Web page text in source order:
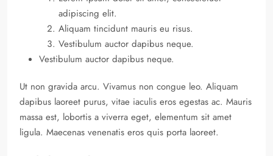
adipiscing elit.
Aliquam tincidunt mauris eu risus.
Vestibulum auctor dapibus neque.
Vestibulum auctor dapibus neque.
Ut non gravida arcu. Vivamus non congue leo. Aliquam
dapibus laoreet purus, vitae iaculis eros egestas ac. Mauris
massa est, lobortis a viverra eget, elementum sit amet
ligula. Maecenas venenatis eros quis porta laoreet.